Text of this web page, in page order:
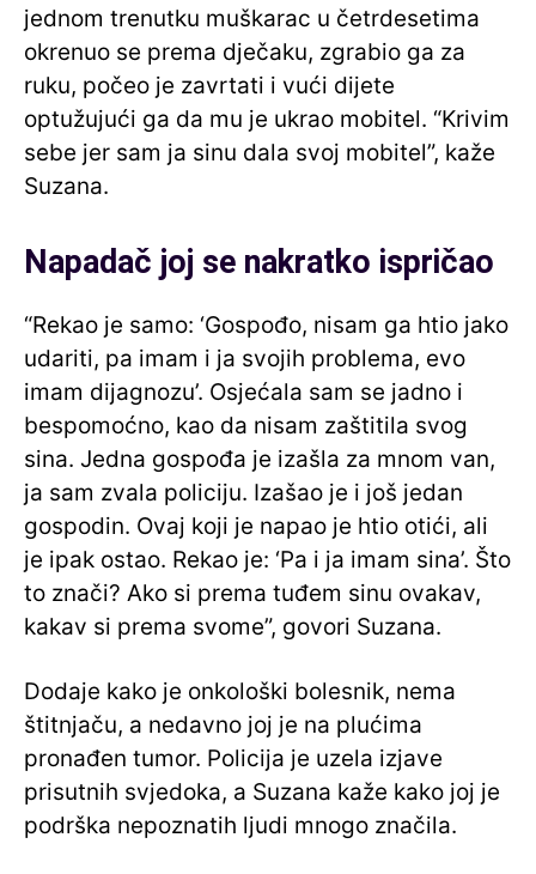
jednom trenutku muškarac u četrdesetima
okrenuo se prema dječaku, zgrabio ga za
ruku, počeo je zavrtati i vući dijete
optužujući ga da mu je ukrao mobitel. “Krivim
sebe jer sam ja sinu dala svoj mobitel”, kaže
Suzana.
Napadač joj se nakratko ispričao
“Rekao je samo: ‘Gospođo, nisam ga htio jako
udariti, pa imam i ja svojih problema, evo
imam dijagnozu’. Osjećala sam se jadno i
bespomoćno, kao da nisam zaštitila svog
sina. Jedna gospođa je izašla za mnom van,
ja sam zvala policiju. Izašao je i još jedan
gospodin. Ovaj koji je napao je htio otići, ali
je ipak ostao. Rekao je: ‘Pa i ja imam sina’. Što
to znači? Ako si prema tuđem sinu ovakav,
kakav si prema svome”, govori Suzana.
Dodaje kako je onkološki bolesnik, nema
štitnjaču, a nedavno joj je na plućima
pronađen tumor. Policija je uzela izjave
prisutnih svjedoka, a Suzana kaže kako joj je
podrška nepoznatih ljudi mnogo značila.